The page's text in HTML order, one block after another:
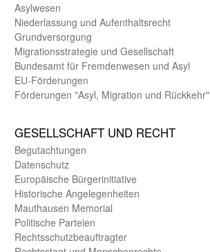
Asyl­wesen
Nieder­lassung und Aufent­halts­recht
Grund­versorgung
Migrations­strategie und Gesell­schaft
Bundes­amt für Fremden­wesen und Asyl
EU-Förde­rungen
Förderungen "Asyl, Migration und Rückkehr"
GE­SELL­SCHAFT UND RECHT
Begut­achtungen
Daten­schutz
Europäische Bürger­initiative
Historische Angelegen­heiten
Mauthausen Memorial
Politische Parteien
Rechts­schutz­beauftragter